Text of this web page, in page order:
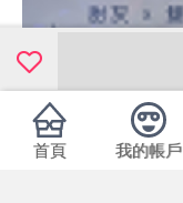
首頁 我的帳戶